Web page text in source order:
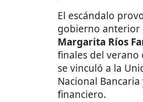
El escándalo
gobierno anterior
Margarita Ríos
finales del verano
se vinculó a la
Nacional
financiero.